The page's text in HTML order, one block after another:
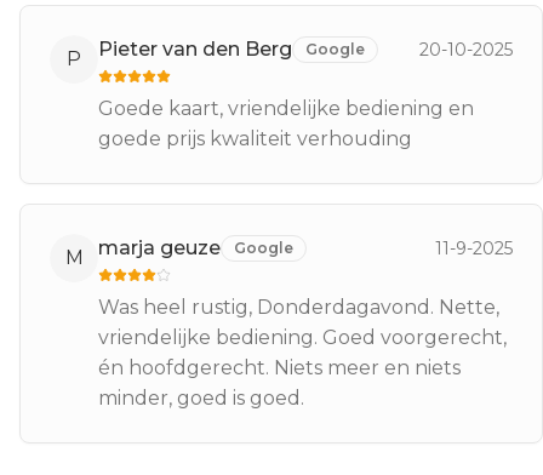
P Pieter van den Berg Google 20-10-2025
Goede kaart, vriendelijke bediening en
goede prijs kwaliteit verhouding
M marja geuze Google 11-9-2025
Was heel rustig, Donderdagavond. Nette,
vriendelijke bediening. Goed voorgerecht,
én hoofdgerecht. Niets meer en niets
minder, goed is goed.